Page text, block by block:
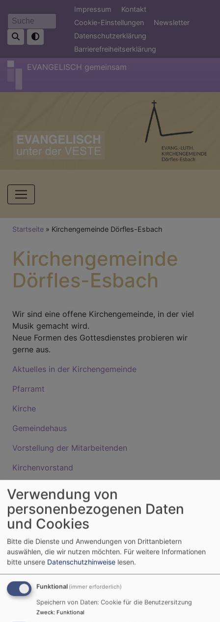
zum
Inhalt
Suche
Fußbereichsmenü
Impressum
Kontakt
Cookie-Einstellungen
Newsletter
Datenschutzerklärung
Barrierefreiheitserklärung
EVANGELISCH gemeinsam
Hauptnavigation
Breadcrumb
Startseite Kirchengemeinde Dörfles-Esbach
Kirchengemeinde
Dörfles-Esbach
Wir sind eine offene Kirchengemeinde, in der viel
Musik gemacht wird.
Neue Formen des Gottesdienstes probieren wir
gerne aus.
Aktuelles in der Kirchengemeinde
Pfarramt
Kirche
Gemeindehaus
Vorstellung der Mitarbeitenden
Kirchenvorstand
Grüner Gockel
Schutzkonzept zur Prävention sexualisierter Gewalt
– Kirchengemeinde Dörfles-Esbach
Verwendung von
personenbezogenen Daten
und Cookies
Bitte die Dienste und Anwendungen von Drittanbietern
auswählen, die wir nutzen möchten. Für weitere Informationen
bitte unsere Datenschutzhinweise lesen.
Funktional (immer erforderlich)
Speichern von Daten: Cookie für die Benutzersitzung
Zweck: Funktional